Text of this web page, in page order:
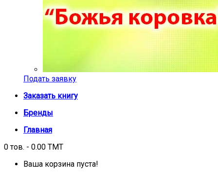
Подать заявку
Заказать книгу
Бренды
Главная
0 тов. - 0.00 TMT
Ваша корзина пуста!